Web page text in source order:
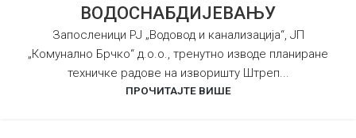
ВОДОСНАБДИЈЕВАЊУ
Запосленици РЈ „Водовод и канализација“, ЈП
„Комунално Брчко“ д.о.о., тренутно изводе планиране
техничке радове на изворишту Штреп...
ПРОЧИТАЈТЕ ВИШЕ